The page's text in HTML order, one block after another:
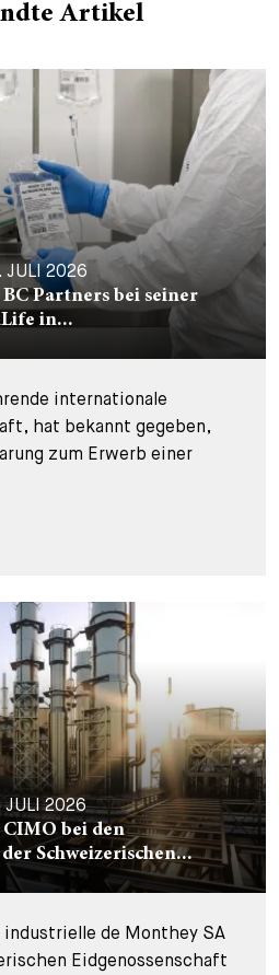
Artikel
JULI 2026
Partners bei seiner
in...
internationale
hat bekannt gegeben,
zum Erwerb einer
JULI 2026
bei den
Schweizerischen...
industrielle de Monthey SA
Eidgenossenschaft